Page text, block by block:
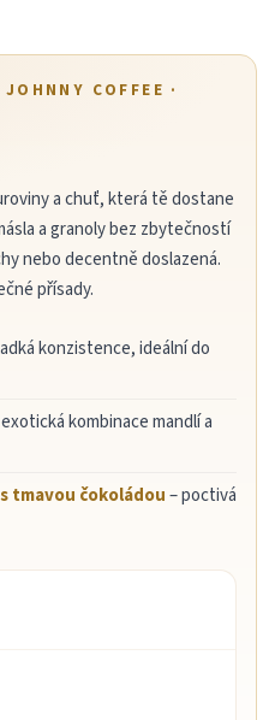
COFFEE ·
a chuť, která tě dostane
a granoly bez zbytečností
nebo decentně doslazená.
přísady.
konzistence, ideální do
kombinace mandlí a
tmavou čokoládou– poctivá